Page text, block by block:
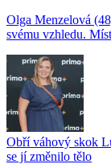
Olga Menzelová
svému vzhledu.
Obří váhový skok
se jí změnilo tělo